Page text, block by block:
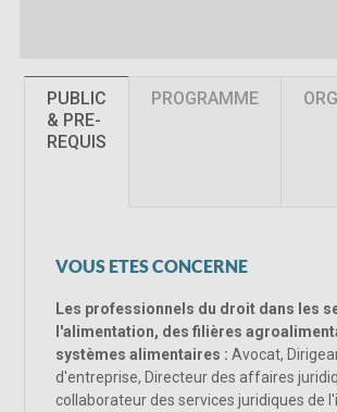
PUBLIC
& PRE-
REQUIS
PROGRAMME
VOUS ETES CONCERNE
Les professionnels du droit dans les
l'alimentation, des filières
systèmes alimentaires :Avocat,
d'entreprise, Directeur des affaires
collaborateur des services juridiques de